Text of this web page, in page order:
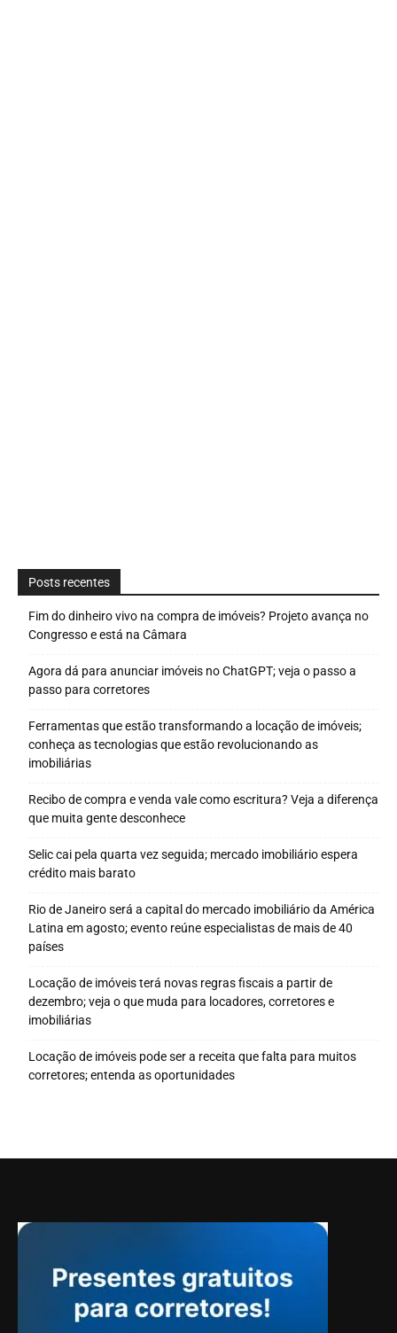
Posts recentes
Fim do dinheiro vivo na compra de imóveis? Projeto avança no
Congresso e está na Câmara
Agora dá para anunciar imóveis no ChatGPT; veja o passo a
passo para corretores
Ferramentas que estão transformando a locação de imóveis;
conheça as tecnologias que estão revolucionando as
imobiliárias
Recibo de compra e venda vale como escritura? Veja a diferença
que muita gente desconhece
Selic cai pela quarta vez seguida; mercado imobiliário espera
crédito mais barato
Rio de Janeiro será a capital do mercado imobiliário da América
Latina em agosto; evento reúne especialistas de mais de 40
países
Locação de imóveis terá novas regras fiscais a partir de
dezembro; veja o que muda para locadores, corretores e
imobiliárias
Locação de imóveis pode ser a receita que falta para muitos
corretores; entenda as oportunidades